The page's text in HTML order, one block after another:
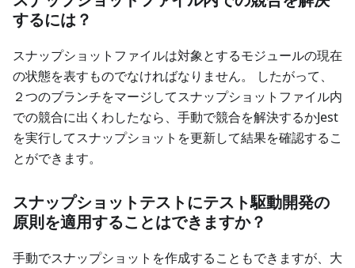
するには？
スナップショットファイルは対象とするモジュールの現在
の状態を表すものでなければなりません。 したがって、
２つのブランチをマージしてスナップショットファイル内
での競合に出くわしたなら、手動で競合を解決するかJest
を実行してスナップショットを更新して結果を確認するこ
とができます。
スナップショットテストにテスト駆動開発の
原則を適用することはできますか？
手動でスナップショットを作成することもできますが、大